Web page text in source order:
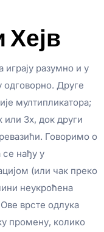
разумно и у
одговорно. Друге
мултипликатора;
или 3x, док други
Говоримо о
нађу у
(или чак преко
неукроћена
врсте одлука
промену, колико